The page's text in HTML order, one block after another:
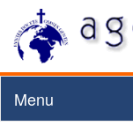
Menu